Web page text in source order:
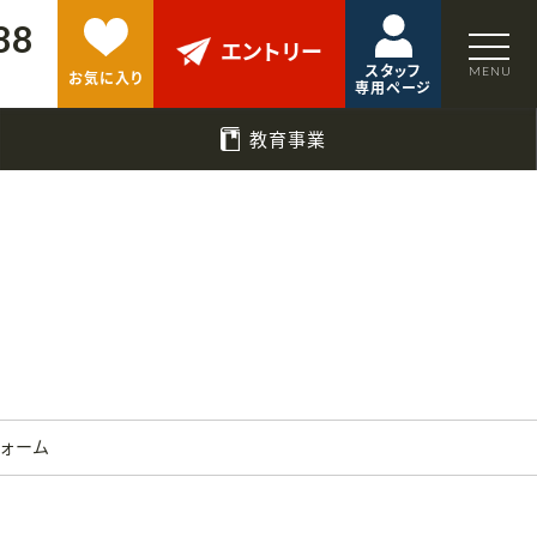
お気に入り
エントリー
スタッフ
専用ページ
教育事業
ーム